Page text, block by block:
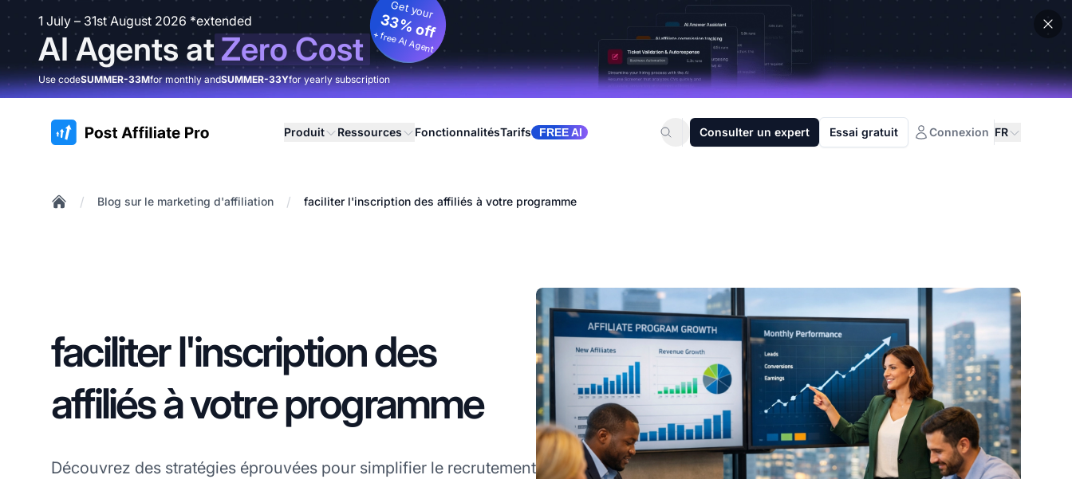
1 July – 31st August 2026 *extended
AI Agents atZero Cost
Get your
33% off
+ free AI Agent
Use codeSUMMER-33Mfor monthly andSUMMER-33Yfor yearly subscription
:site.title Produit Ressources FonctionnalitésTarifs FREE AI Consulter un expert Essai gratuit Connexion FR
/ Blog sur le marketing d'affiliation / faciliter l'inscription des affiliés à votre programme
faciliter l'inscription des
affiliés à votre programme
Découvrez des stratégies éprouvées pour simplifier le recrutement